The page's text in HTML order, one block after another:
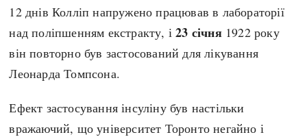
12 днів Колліп напружено працював в лабораторії
над поліпшенням екстракту, і23 січня1922 року
він повторно був застосований для лікування
Леонарда Томпсона.
Ефект застосування інсуліну був настільки
вражаючий, що університет Торонто негайно і